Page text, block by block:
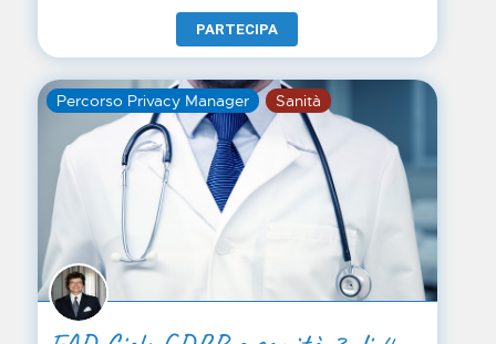
PARTECIPA
Percorso Privacy Manager Sanità